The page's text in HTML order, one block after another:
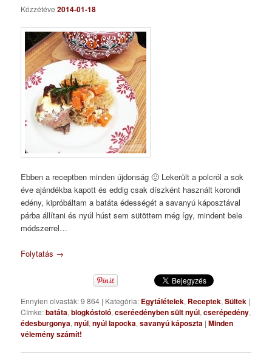
Közzétéve2014-01-18
Ebben a receptben minden újdonság 🙂 Lekerült a polcról a sok
éve ajándékba kapott és eddig csak díszként használt korondi
edény, kipróbáltam a batáta édességét a savanyú káposztával
párba állítani és nyúl húst sem sütöttem még így, mindent bele
módszerrel…
Folytatás →
Ennyien olvasták: 9 864 | Kategória: Egytálételek, Receptek,Sültek |
Címke:batáta,blogkóstoló,cseréedényben sült nyúl,cserépedény,
édesburgonya,nyúl,nyúl lapocka,savanyú káposzta |Minden
vélemény számít!